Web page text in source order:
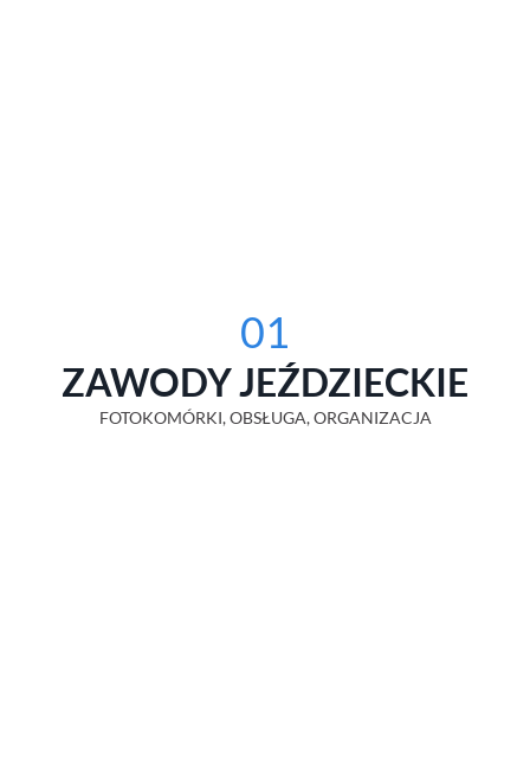
01
ZAWODY JEŹDZIECKIE
FOTOKOMÓRKI, OBSŁUGA, ORGANIZACJA